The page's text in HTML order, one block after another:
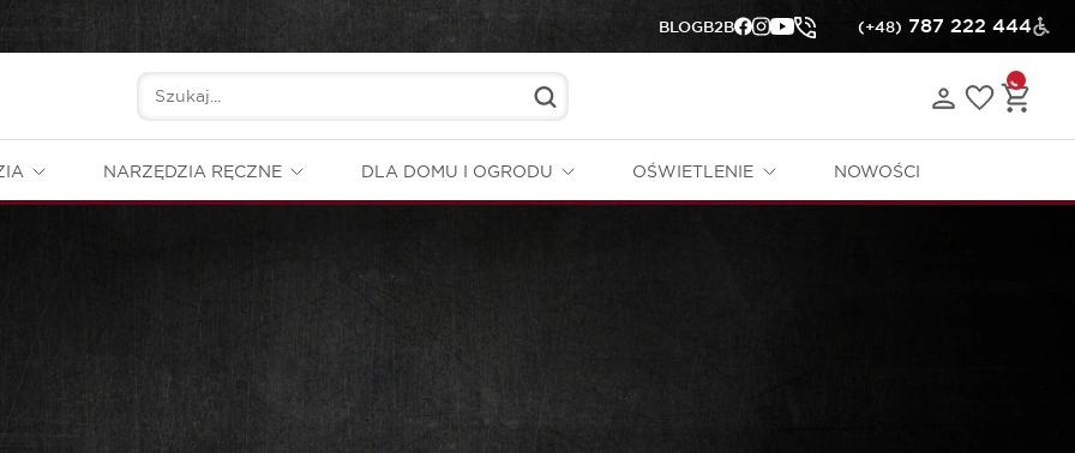
BLOGB2B (+48) 787 222 444
NARZĘDZIA RĘCZNE DLA DOMU I OGRODU OŚWIETLENIE NOWOŚCI